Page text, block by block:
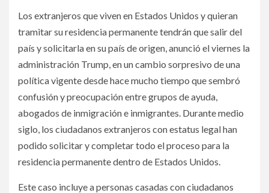
Los extranjeros que viven en Estados Unidos y quieran
tramitar su residencia permanente tendrán que salir del
país y solicitarla en su país de origen, anunció el viernes la
administración Trump, en un cambio sorpresivo de una
política vigente desde hace mucho tiempo que sembró
confusión y preocupación entre grupos de ayuda,
abogados de inmigración e inmigrantes. Durante medio
siglo, los ciudadanos extranjeros con estatus legal han
podido solicitar y completar todo el proceso para la
residencia permanente dentro de Estados Unidos.
Este caso incluye a personas casadas con ciudadanos